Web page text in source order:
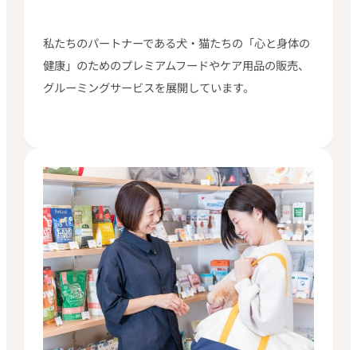
私たちのパートナーである犬・猫たちの「心と身体の
健康」のためのプレミアムフードやケア用品の販売、
グルーミングサービスを展開しています。